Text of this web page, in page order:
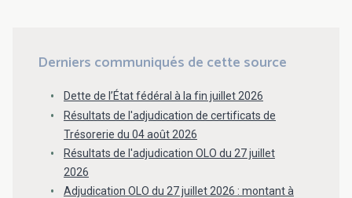
Derniers communiqués de cette source
Dette de l’État fédéral à la fin juillet 2026
Résultats de l'adjudication de certificats de
Trésorerie du 04 août 2026
Résultats de l'adjudication OLO du 27 juillet
2026
Adjudication OLO du 27 juillet 2026 : montant à